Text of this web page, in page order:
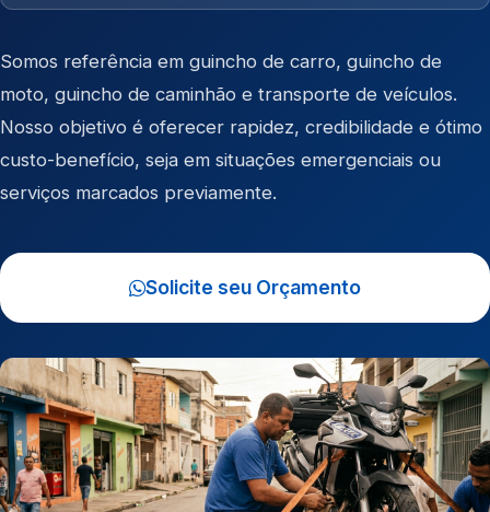
Somos referência em guincho de carro, guincho de
moto, guincho de caminhão e transporte de veículos.
Nosso objetivo é oferecer rapidez, credibilidade e ótimo
custo-benefício, seja em situações emergenciais ou
serviços marcados previamente.
Solicite seu Orçamento